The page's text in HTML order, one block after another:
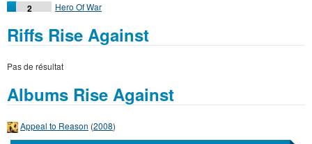
2 Hero Of War
Riffs Rise Against
Pas de résultat
Albums Rise Against
Appeal to Reason (2008)